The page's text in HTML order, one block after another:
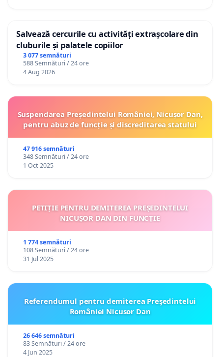
Salvează cercurile cu activități extrașcolare din
cluburile și palatele copiilor
3 077 semnături
588 Semnături / 24 ore
4 Aug 2026
Suspendarea Președintelui României, Nicușor Dan,
pentru abuz de funcție și discreditarea statului
47 916 semnături
348 Semnături / 24 ore
1 Oct 2025
PETIȚIE PENTRU DEMITEREA PREȘEDINTELUI
NICUȘOR DAN DIN FUNCȚIE
1 774 semnături
108 Semnături / 24 ore
31 Jul 2025
Referendumul pentru demiterea Preşedintelui
României Nicusor Dan
26 646 semnături
83 Semnături / 24 ore
4 Jun 2025